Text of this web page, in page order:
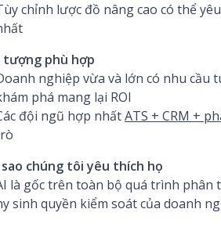
chỉnh lược đồ nâng cao có thể
phù hợp
nghiệp vừa và lớn có nhu cầu
phá mang lại ROI
đội ngũ hợp nhấtATS + CRM +
chúng tôi yêu thích họ
là gốc trên toàn bộ quá trình
sinh quyền kiểm soát của doanh